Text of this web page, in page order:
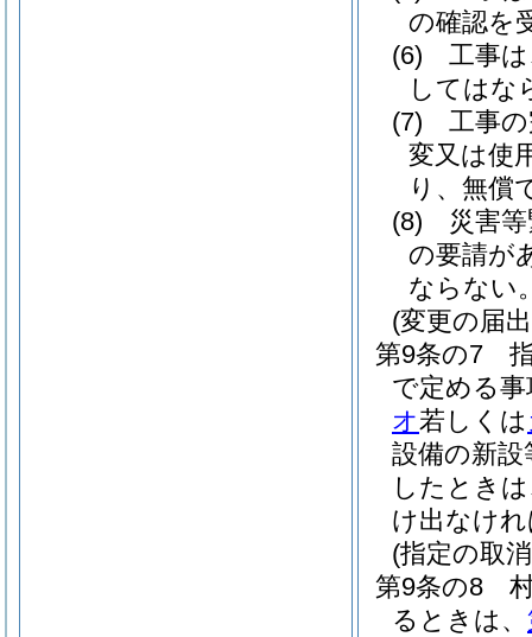
の確認を
(6)
工事
してはな
(7)
工事
変又は使
り、無償
(8)
災害
の要請が
ならない
(変更の届
第9条の7
で定める
オ若しくは
設備の新
したとき
け出なけ
(指定の取
第9条の8
るときは、